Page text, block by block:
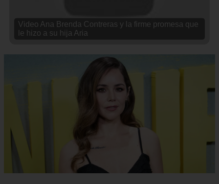
Video Ana Brenda Contreras y la firme promesa que
le hizo a su hija Aria